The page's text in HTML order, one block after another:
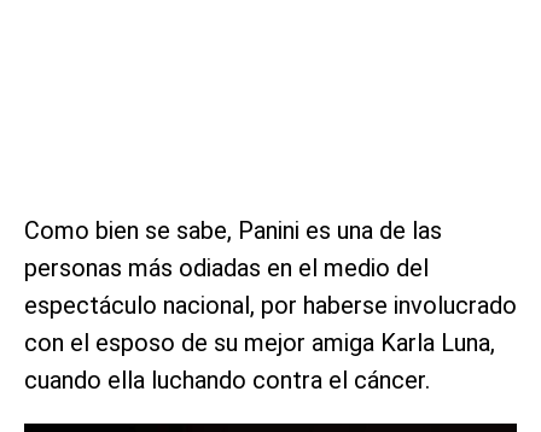
Como bien se sabe, Panini es una de las
personas más odiadas en el medio del
espectáculo nacional, por haberse involucrado
con el esposo de su mejor amiga Karla Luna,
cuando ella luchando contra el cáncer.